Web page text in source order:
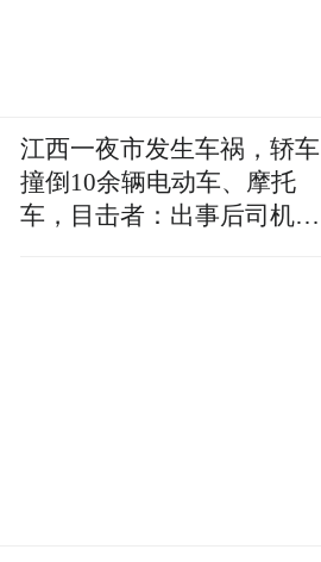
江西一夜市发生车祸，轿车
撞倒10余辆电动车、摩托
车，目击者：出事后司机一